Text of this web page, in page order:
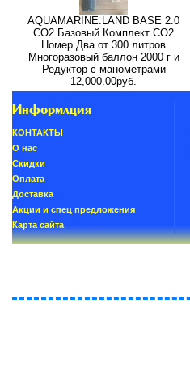
AQUAMARINE.LAND BASE 2.0
СО2 Базовый Комплект СО2
Номер Два от 300 литров
Многоразовый баллон 2000 г и
Редуктор с манометрами
12,000.00руб.
Информация
КОНТАКТЫ
О нас
Скидки
Oплатa
Доставка
Акции и спец предложения
Карта сайта